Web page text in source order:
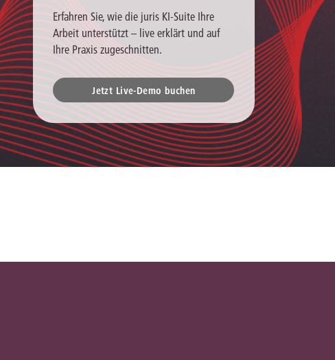
Erfahren Sie, wie die juris KI-Suite Ihre
Arbeit unterstützt – live erklärt und auf
Ihre Praxis zugeschnitten.
Jetzt Live-Demo buchen